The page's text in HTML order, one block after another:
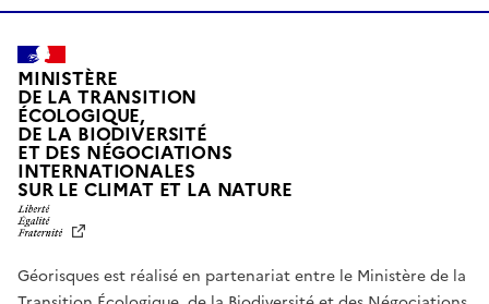
MINISTÈRE
DE LA TRANSITION
ÉCOLOGIQUE,
DE LA BIODIVERSITÉ
ET DES NÉGOCIATIONS
INTERNATIONALES
SUR LE CLIMAT ET LA NATUREL
T
Géorisques est réalisé en partenariat entre le Ministère de la